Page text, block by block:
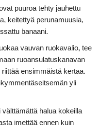
puuroa tehty jauhettu
keitettyä perunamuusia,
banaani.
vauvan ruokavalio, tee
ruoansulatuskanavan
ensimmäistä kertaa.
yli
halua kokeilla
imettää ennen kuin